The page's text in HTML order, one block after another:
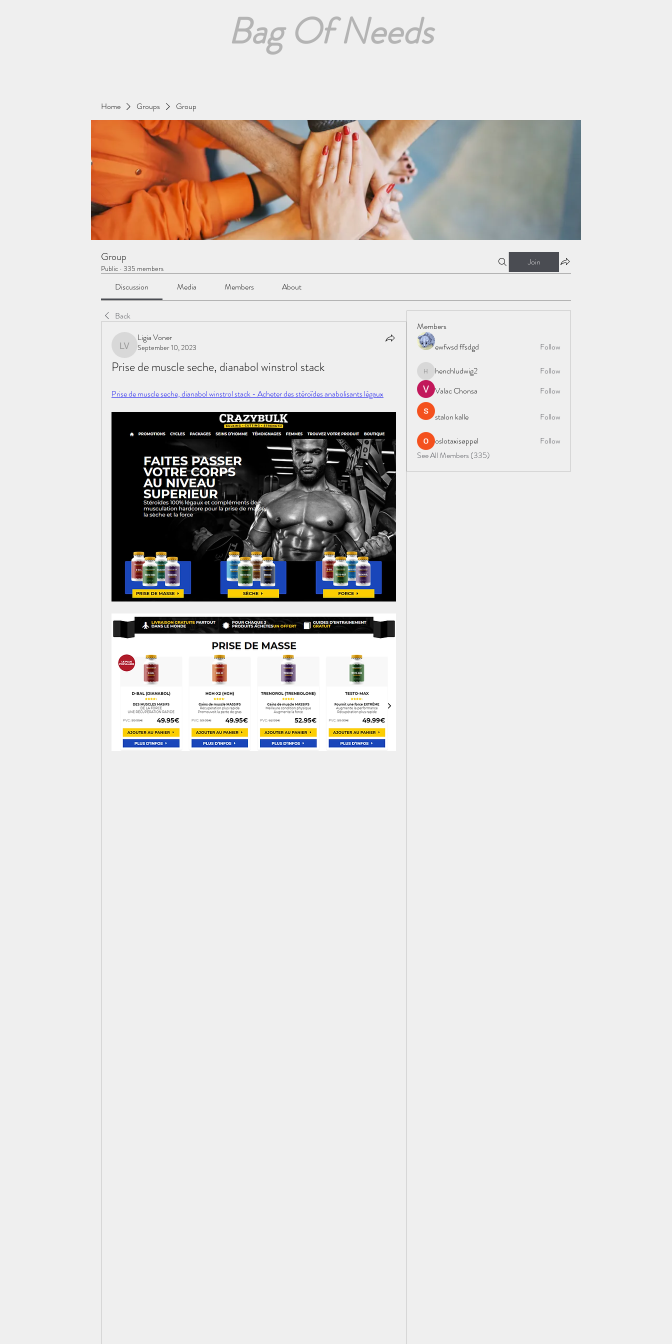
Bag Of Needs
Home Groups Group
Group
Public · 335 members
Join
Discussion Media Members About
Back
Ligia Voner
Ligia Voner
September 10, 2023
Prise de muscle seche, dianabol winstrol stack
Prise de muscle seche, dianabol winstrol stack - Acheter des stéroïdes anabolisants légaux
Members
ewfwsd ffsdgd
Follow
henchludwig2
henchludwig2
Follow
Valac Chonsa
Follow
stalon kalle Follow
oslotaxisøppel
Follow
See All Members (335)